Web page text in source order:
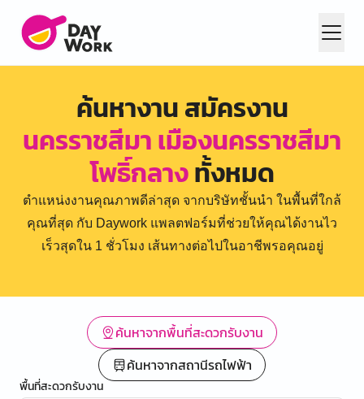
ค้นหางาน สมัครงาน
นครราชสีมา เมืองนครราชสีมา
โพธิ์กลางทั้งหมด
ตำแหน่งงานคุณภาพดีล่าสุด จากบริษัทชั้นนำ ในพื้นที่ใกล้
คุณที่สุด กับ Daywork แพลตฟอร์มที่ช่วยให้คุณได้งานไว
เร็วสุดใน 1 ชั่วโมง เส้นทางต่อไปในอาชีพรอคุณอยู่
ค้นหาจากพื้นที่สะดวกรับงาน
ค้นหาจากสถานีรถไฟฟ้า
พื้นที่สะดวกรับงาน